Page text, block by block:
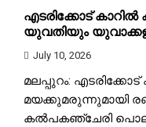
എടരിക്കോട്
യുവതിയും
July 10, 2026
മലപ്പുറം:
മയക്കുമരുന്നുമായി
കൽപകഞ്ചേരി